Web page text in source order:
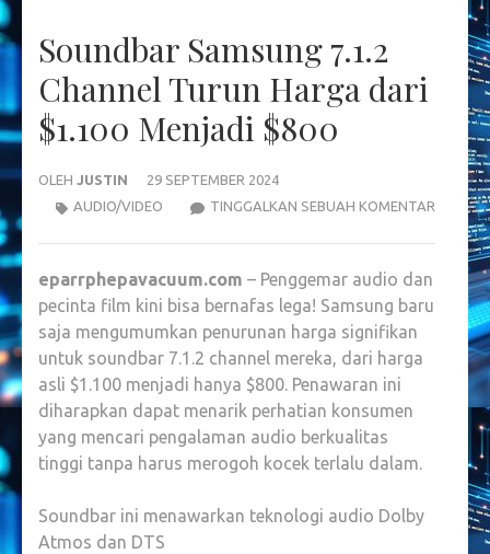
Soundbar Samsung 7.1.2
Channel Turun Harga dari
$1.100 Menjadi $800
OLEH JUSTIN
29 SEPTEMBER 2024
TINGGALKAN SEBUAH KOMENTAR
TURUN
HARGA
AUDIO/VIDEO
eparrphepavacuum.com – Penggemar audio dan
pecinta film kini bisa bernafas lega! Samsung baru
saja mengumumkan penurunan harga signifikan
untuk soundbar 7.1.2 channel mereka, dari harga
asli $1.100 menjadi hanya $800. Penawaran ini
diharapkan dapat menarik perhatian konsumen
yang mencari pengalaman audio berkualitas
tinggi tanpa harus merogoh kocek terlalu dalam.
Soundbar ini menawarkan teknologi audio Dolby
Atmos dan DTS